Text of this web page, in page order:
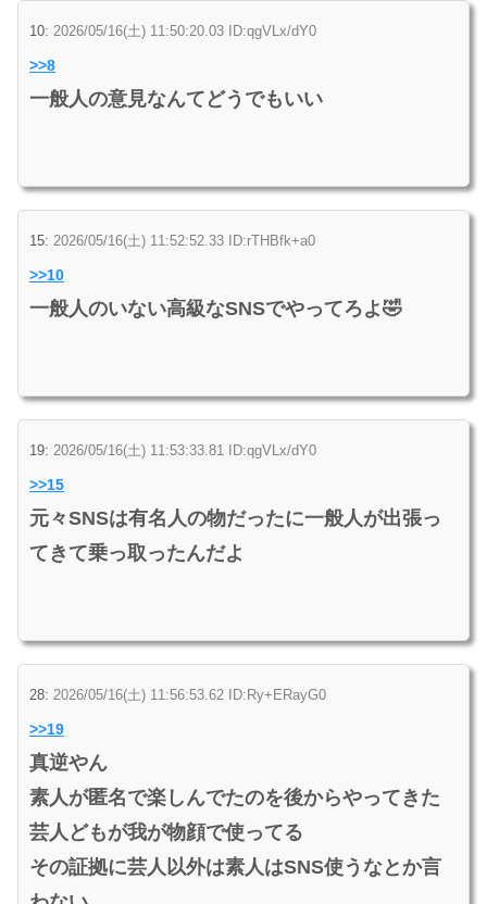
10: 2026/05/16(土) 11:50:20.03 ID:qgVLx/dY0
>>8
一般人の意見なんてどうでもいい
15: 2026/05/16(土) 11:52:52.33 ID:rTHBfk+a0
>>10
一般人のいない高級なSNSでやってろよ🤣
19: 2026/05/16(土) 11:53:33.81 ID:qgVLx/dY0
>>15
元々SNSは有名人の物だったに一般人が出張っ
てきて乗っ取ったんだよ
28: 2026/05/16(土) 11:56:53.62 ID:Ry+ERayG0
>>19
真逆やん
素人が匿名で楽しんでたのを後からやってきた
芸人どもが我が物顔で使ってる
その証拠に芸人以外は素人はSNS使うなとか言